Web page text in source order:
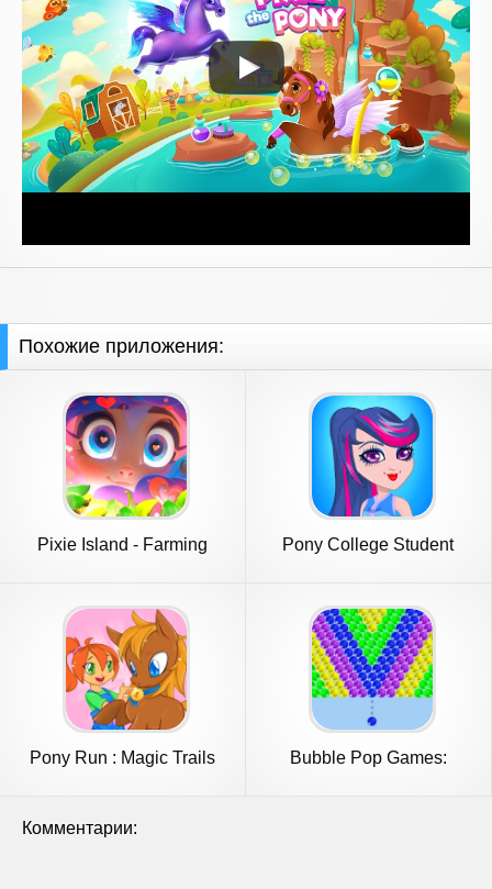
Похожие приложения:
Pixie Island - Farming
Pony College Student
Pony Run : Magic Trails
Bubble Pop Games:
Комментарии: